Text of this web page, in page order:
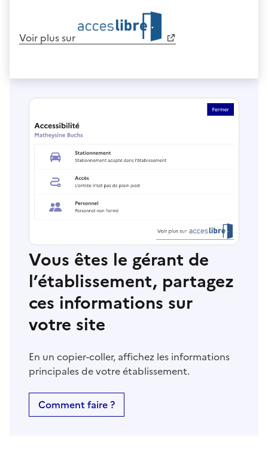
Voir plus sur
Vous êtes le gérant de
l’établissement, partagez
ces informations sur
votre site
En un copier-coller, affichez les informations
principales de votre établissement.
Comment faire ?